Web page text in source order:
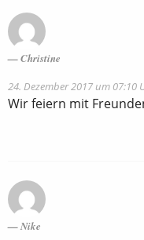
Christine
24. Dezember 2017 um 07:10
Wir feiern mit
Nike